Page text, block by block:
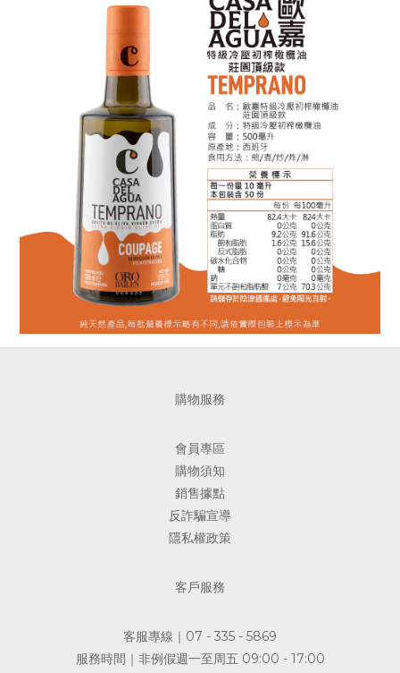
購物服務
會員專區
購物須知
銷售據點
反詐騙宣導
隱私權政策
客戶服務
客服專線｜07 - 335 - 5869
服務時間｜非例假週一至周五 09:00 - 17:00